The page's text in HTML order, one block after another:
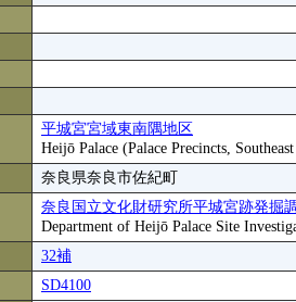
平城宮宮域東南隅地区
Heijō Palace (Palace Precincts,
奈良県奈良市佐紀町
奈良国立文化財研究所平城宮跡発掘
Department of Heijō Palace Site
32補
SD4100